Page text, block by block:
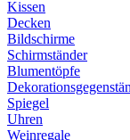
Kissen
Decken
Bildschirme
Schirmständer
Blumentöpfe
Spiegel
Uhren
Weinregale